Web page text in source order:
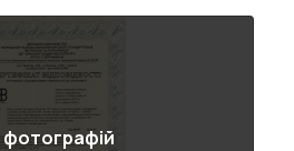
фотографій